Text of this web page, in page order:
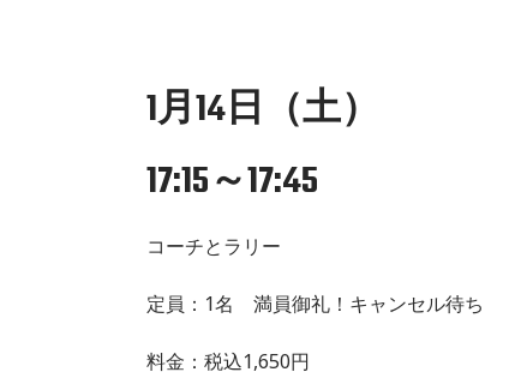
1月14日（土）
17:15～17:45
コーチとラリー
定員：1名 満員御礼！キャンセル待ち
料金：税込1,650円